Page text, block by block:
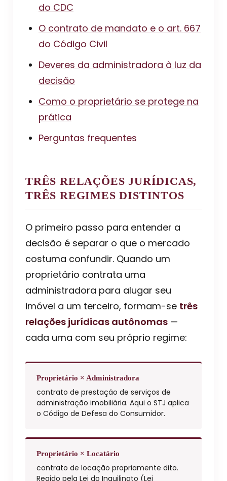
do CDC
O contrato de mandato e o art. 667
do Código Civil
Deveres da administradora à luz da
decisão
Como o proprietário se protege na
prática
Perguntas frequentes
TRÊS RELAÇÕES JURÍDICAS,
TRÊS REGIMES DISTINTOS
O primeiro passo para entender a
decisão é separar o que o mercado
costuma confundir. Quando um
proprietário contrata uma
administradora para alugar seu
imóvel a um terceiro, formam-se três
relações jurídicas autônomas —
cada uma com seu próprio regime:
Proprietário × Administradora
contrato de prestação de serviços de
administração imobiliária. Aqui o STJ aplica
o Código de Defesa do Consumidor.
Proprietário × Locatário
contrato de locação propriamente dito.
Regido pela Lei do Inquilinato (Lei